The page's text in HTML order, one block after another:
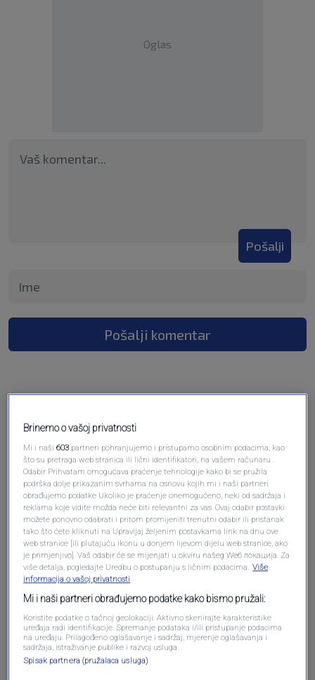
Oglas
Pošalji
Pošalji komentar
Oglas
Oglas
Brinemo o vašoj privatnosti
Mi i naši603 partneri pohranjujemo i pristupamo osobnim podacima, kao
što su pretraga web stranica ili lični identifikatori, na vašem računaru .
Odabir Prihvatam omogućava praćenje tehnologije kako bi se pružila
podrška dolje prikazanim svrhama na osnovu kojih mi i naši partneri
obrađujemo podatke Ukoliko je praćenje onemogućeno, neki od sadržaja i
reklama koje vidite možda neće biti relevantni za vas. Ovaj odabir postavki
možete ponovno odabrati i pritom promijeniti trenutni odabir ili pristanak
tako što ćete kliknuti na Upravljaj željenim postavkama link na dnu ove
web stranice [ili plutajuću ikonu u donjem lijevom dijelu web stranice, ako
je primjenjivo]. Vaš odabir će se mijenjati u okviru našeg Wеб локација. Za
više detalja, pogledajte Uredbu o postupanju s ličnim podacima. Više
informacija o vašoj privatnosti
Mi i naši partneri obrađujemo podatke kako bismo pružali:
Koristite podatke o tačnoj geolokaciji. Aktivno skenirajte karakteristike
uređaja radi identifikacije. Spremanje podataka i/ili pristupanje podacima
na uređaju. Prilagođeno oglašavanje i sadržaj, mjerenje oglašavanja i
sadržaja, istraživanje publike i razvoj usluga.
Spisak partnera (pružalaca usluga)